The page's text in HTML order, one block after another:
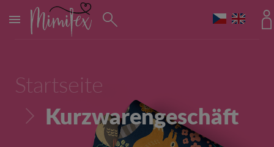
MENÜ
Startseite
Kurzwarengeschäft